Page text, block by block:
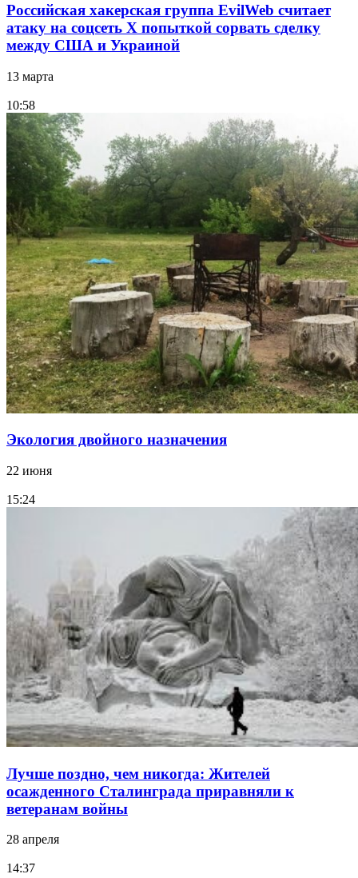
Российская хакерская группа EvilWeb считает
атаку на соцсеть Х попыткой сорвать сделку
между США и Украиной
13 марта
10:58
Экология двойного назначения
22 июня
15:24
Лучше поздно, чем никогда: Жителей
осажденного Сталинграда приравняли к
ветеранам войны
28 апреля
14:37